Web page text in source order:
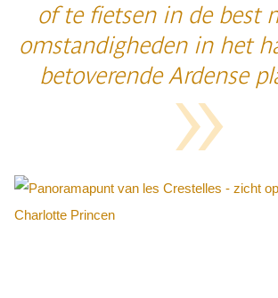
of te fietsen in de best
omstandigheden in het
betoverende Ardense